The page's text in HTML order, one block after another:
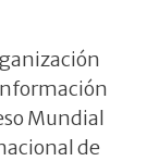
Mundial
de